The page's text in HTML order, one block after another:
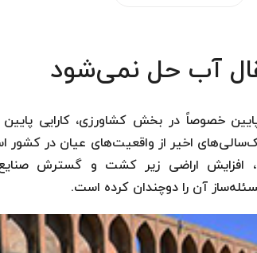
آب حل نمی‌شود
پایین خصوصاً در بخش کشاورزی، کارایی
اخیر از واقعیت‌های عیان در
افزایش اراضی زیر کشت و گسترش
آن را دوچندان کرده است.